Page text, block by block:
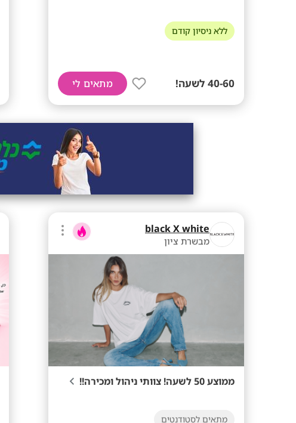
ללא ניסיון קודם
40-60 לשעה! מתאים לי
black X white
מבשרת ציון
ממוצע 50 לשעה! צוותי ניהול ומכירה!!
מתאים לסטודנטים